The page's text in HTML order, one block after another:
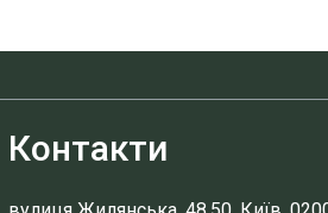
Контакти